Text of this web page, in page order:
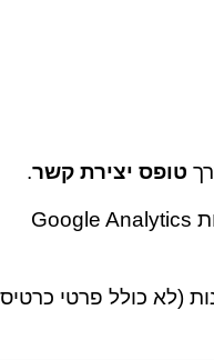
טופס יצירת קשר.
נתוני שימוש באתר (באמצעות Google Analytics
(לא כולל פרטי כרטיס